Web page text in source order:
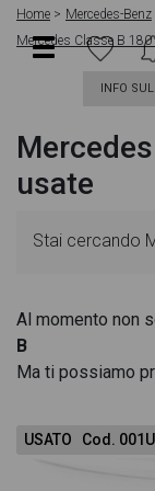
Home Mercedes-Benz
Mercedes Classe B 180
INFO
usate
Stai cercando
Al momento non
B
Ma ti possiamo
USATO Cod.